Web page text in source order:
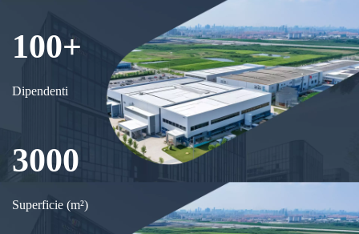
100+
Dipendenti
3000
Superficie (m²)